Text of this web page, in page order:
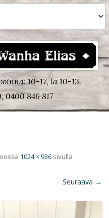
10-17, la 10-13.
0400 846 817
1024 × 936 sivulla
Seuraava →